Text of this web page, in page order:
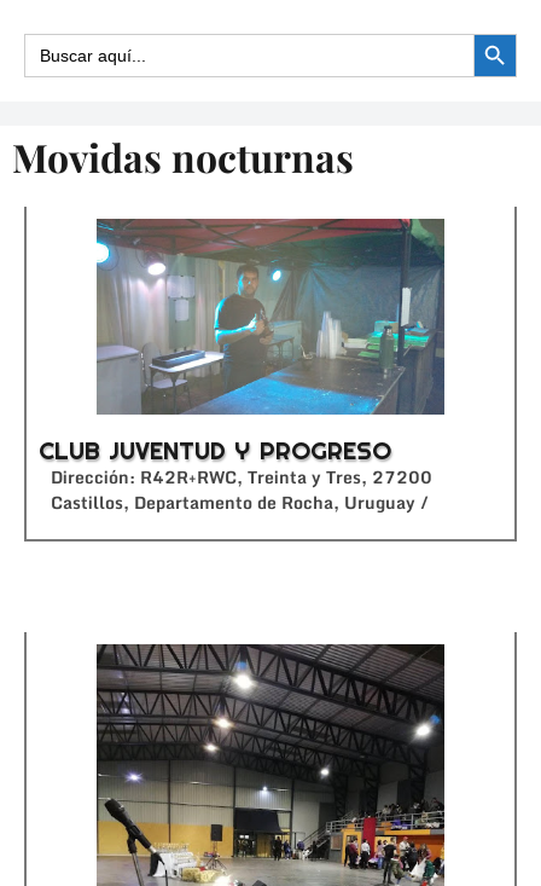
Buscar: Botón
Movidas nocturnas
CLUB JUVENTUD Y PROGRESO
Dirección: R42R+RWC, Treinta y Tres, 27200
Castillos, Departamento de Rocha, Uruguay /